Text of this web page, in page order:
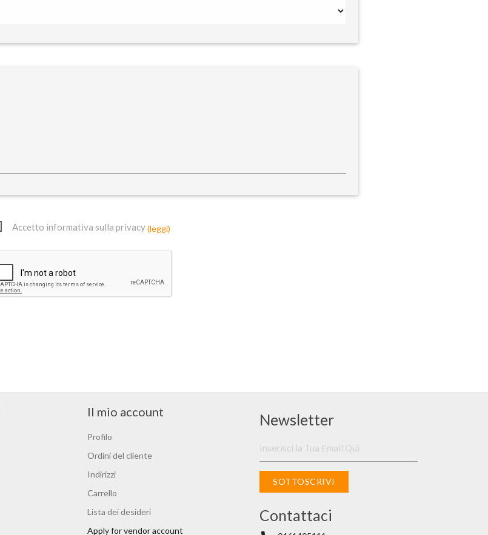
Accetto informativa sulla privacy(leggi)
Il mio account
Profilo
Ordini del cliente
Indirizzi
Carrello
Lista dei desideri
Apply for vendor account
Newsletter
SOTTOSCRIVI
Contattaci